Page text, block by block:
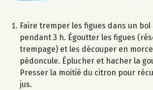
Faire tremper les figues dans un
pendant 3 h. Égoutter les figues
trempage) et les découper en
pédoncule. Éplucher et hacher la
Presser la moitié du citron pour
jus.